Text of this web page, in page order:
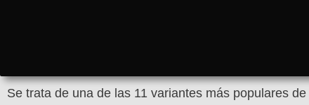
Se trata de una de las 11 variantes más populares